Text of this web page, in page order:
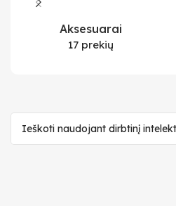
Aksesuarai
17 prekių